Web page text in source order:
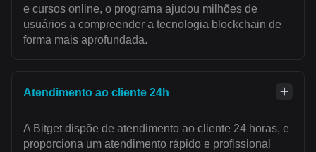
e cursos online, o programa ajudou milhões de
usuários a compreender a tecnologia blockchain de
forma mais aprofundada.
Atendimento ao cliente 24h
A Bitget dispõe de atendimento ao cliente 24 horas, e
proporciona um atendimento rápido e profissional